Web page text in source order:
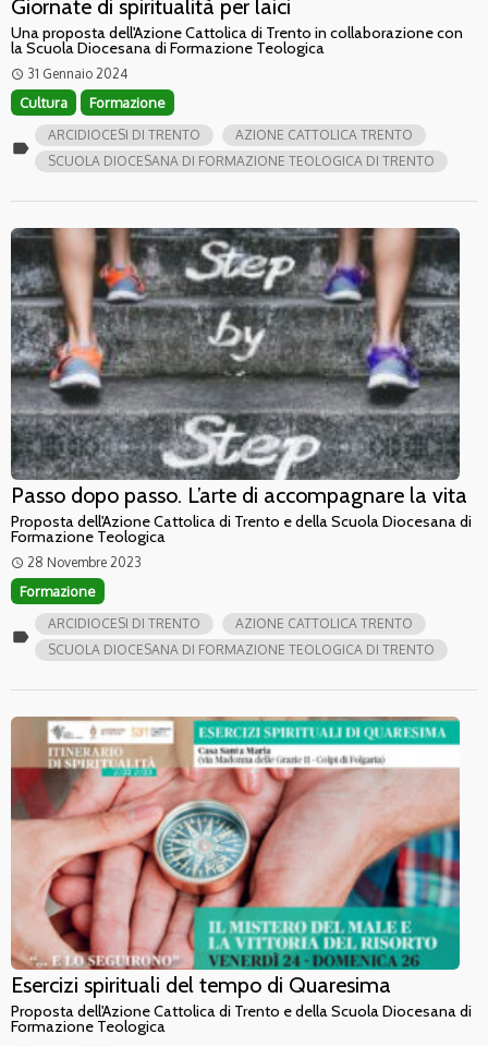
Giornate di spiritualità per laici
Una proposta dell'Azione Cattolica di Trento in collaborazione con
la Scuola Diocesana di Formazione Teologica
access_time 31 Gennaio 2024
Cultura Formazione
label
ARCIDIOCESI DI TRENTO
AZIONE CATTOLICA TRENTO
SCUOLA DIOCESANA DI FORMAZIONE TEOLOGICA DI TRENTO
Passo dopo passo. L’arte di accompagnare la vita
Proposta dell'Azione Cattolica di Trento e della Scuola Diocesana di
Formazione Teologica
access_time 28 Novembre 2023
Formazione
label
ARCIDIOCESI DI TRENTO
AZIONE CATTOLICA TRENTO
SCUOLA DIOCESANA DI FORMAZIONE TEOLOGICA DI TRENTO
Esercizi spirituali del tempo di Quaresima
Proposta dell'Azione Cattolica di Trento e della Scuola Diocesana di
Formazione Teologica